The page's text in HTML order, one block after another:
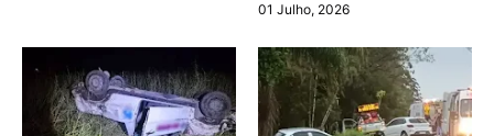
01 Julho, 2026